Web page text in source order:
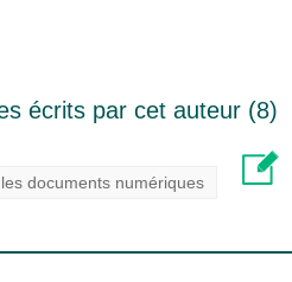
écrits par cet auteur (8)
documents numériques